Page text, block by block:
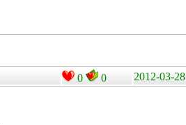
0 0 2012-03-28